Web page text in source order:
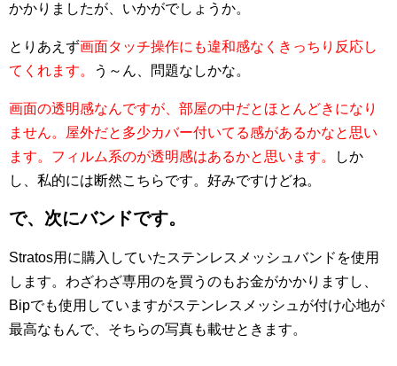
かかりましたが、いかがでしょうか。
とりあえず画面タッチ操作にも違和感なくきっちり反応し
てくれます。
う～ん、問題なしかな。
画面の透明感なんですが、部屋の中だとほとんどきになり
ません。屋外だと多少カバー付いてる感があるかなと思い
ます。フィルム系のが透明感はあるかと思います。
しか
し、私的には断然こちらです。好みですけどね。
で、次にバンドです。
Stratos用に購入していたステンレスメッシュバンドを使用
します。わざわざ専用のを買うのもお金がかかりますし、
Bipでも使用していますがステンレスメッシュが付け心地が
最高なもんで、そちらの写真も載せときます。